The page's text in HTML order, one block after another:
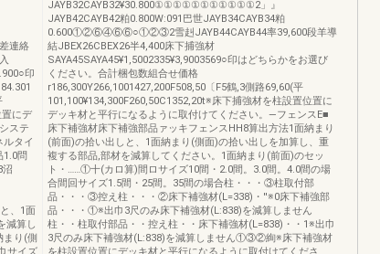
連絡
印
にデ
ステ
タイ
1.0問
沼
、1面
減算し
り(側
JAYB32CAYB32¥30.800①①①①①①①①①①①2」』
JAYB42CAYB42粕0.800W:091巴世JAYB34CAYB34粕
0.600①②⑥④⑥⑥○①②③2雪赳JAYB44CAYB44率39,600段羊導
結JBEX26CBEX26半4,400床下捕強材
SAYA45SAYA45¥1,5002335¥3,9003569○印はどちらかをお選び
ください。合計梱包数組合せ価格
r186,300Y266,1001427,200F508,50〔F5鶴,3側路69,60(平
101,100¥134,300F260,50C1352,20t※床下捕強材を柱設置位置に
デッキ材と平行になるように取付けてください。―フェンスE■
床下補強材床下補強部品ァッキフェンスHH8算出方法1面納まり
(前面)の拾い出しと、1面納まり(側面)の拾い出しを加算し、重
複する部品,部材を減算してください。1面納まり(前面)のセッ
ト・……①十(カロ算)間ロサイズ10間・2.0間。3.0間。4.0間の場
合間回サイズ1.5間・25間。35間の場合柱・・・③柱取付部
品・・・③控え柱・・・②床下補強材(L=338)・''※0床下補強部
品・・・①※出巾3尺のみ床下補強材(L:838)を減算しません
柱・・柱取付部品・・控え柱・・床下補強材(L=838)・・1※出巾
3尺のみ床下補強材(L:838)を減算しません①③②絢※床下補強材